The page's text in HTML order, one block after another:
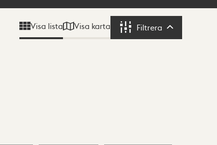
Visa lista Visa karta Filtrera Filtrera